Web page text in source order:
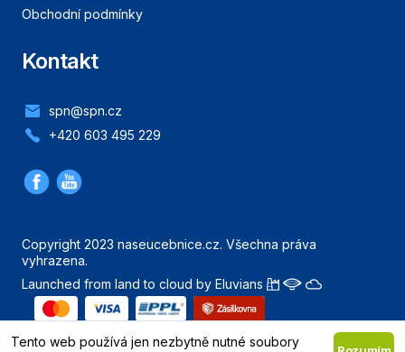
Obchodní podmínky
Kontakt
spn@spn.cz
+420 603 495 229
Copyright 2023 naseucebnice.cz. Všechna práva
vyhrazena.
Launched from land to cloud by Eluvians
Tento web používá jen nezbytně nutné soubory